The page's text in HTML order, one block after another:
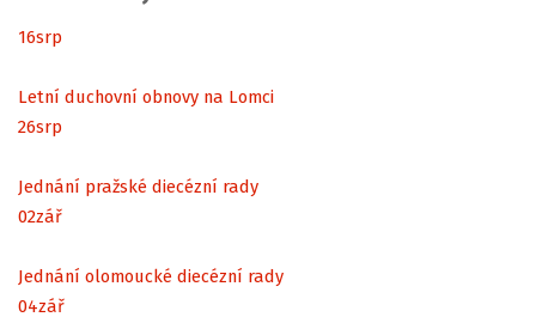
16srp
Letní duchovní obnovy na Lomci
26srp
Jednání pražské diecézní rady
02zář
Jednání olomoucké diecézní rady
04zář